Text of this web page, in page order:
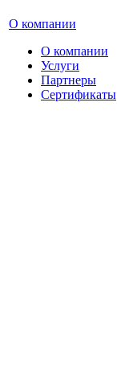
О компании
О компании
Услуги
Партнеры
Сертификаты